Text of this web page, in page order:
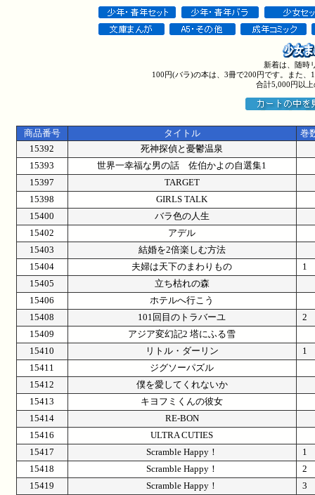
新着は、随時
100円(バラ)の本は、3冊で200円です。また
合計5,000円以
商品番号 タイトル
巻
15392
死神探偵と憂鬱温泉
15393
世界一幸福な男の話 佐伯かよの自選集1
15397
TARGET
15398
GIRLS TALK
15400
バラ色の人生
15402
アデル
15403
結婚を2倍楽しむ方法
15404
夫婦は天下のまわりもの
15405
立ち枯れの森
15406
ホテルへ行こう
15408
101回目のトラバーユ
15409
アジア変幻記2 塔にふる雪
15410
リトル・ダーリン
15411
ジグソーパズル
15412
僕を愛してくれないか
15413
キヨフミくんの彼女
15414
RE-BON
15416
ULTRA CUTIES
15417
Scramble Happy！
15418
Scramble Happy！
15419
Scramble Happy！